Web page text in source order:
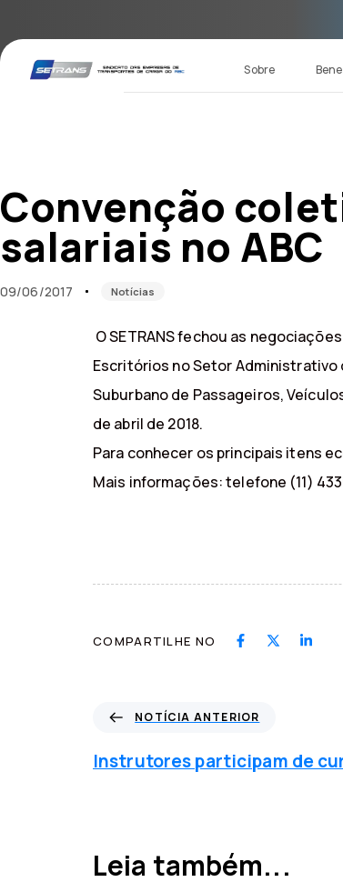
primary
navigation
Sobre
Convenção
salariais no ABC
09/06/2017 Notícias
O SETRANS fechou as
Escritórios no Setor Administrativo
Suburbano de Passageiros,
de abril de 2018.
Para conhecer os principais itens
Mais informações: telefone (11)
COMPARTILHE NO
t
í
a
n
NOTÍCIA ANTERIOR
Instrutores participam de
Leia também...